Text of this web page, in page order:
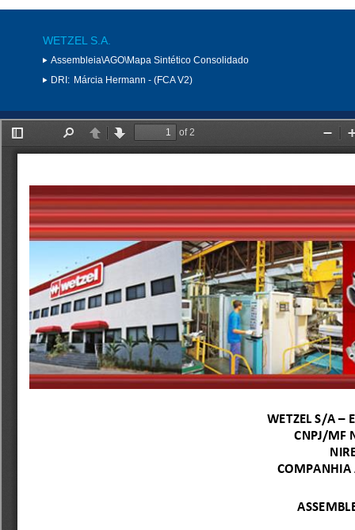
WETZEL S.A.
Assembleia\AGO\Mapa Sintético Consolidado
DRI: Márcia Hermann - (FCA V2)